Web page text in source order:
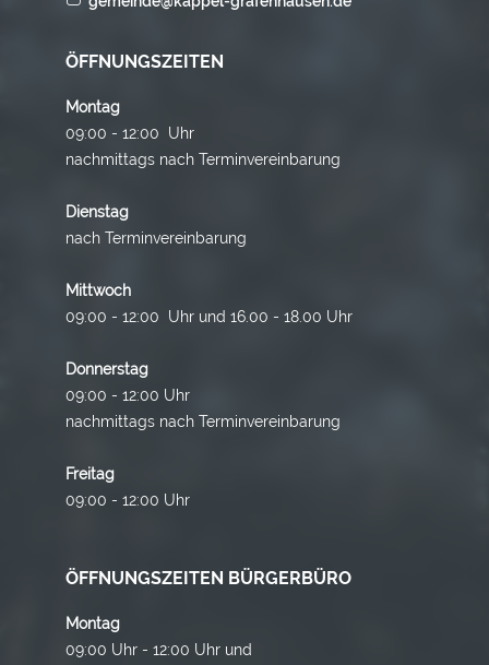
ÖFFNUNGSZEITEN
Montag
09:00 - 12:00 Uhr
nachmittags nach Terminvereinbarung
Dienstag
nach Terminvereinbarung
Mittwoch
09:00 - 12:00 Uhr und 16.00 - 18.00 Uhr
Donnerstag
09:00 - 12:00 Uhr
nachmittags nach Terminvereinbarung
Freitag
09:00 - 12:00 Uhr
ÖFFNUNGSZEITEN BÜRGERBÜRO
Montag
09:00 Uhr - 12:00 Uhr und